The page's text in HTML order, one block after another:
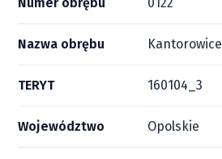
Nazwa obrębu Kantorowice
TERYT 160104_3
Województwo Opolskie